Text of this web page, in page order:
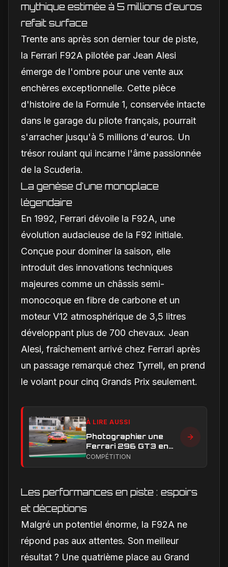
mythique estimée à 5 millions d'euros
refait surface
Trente ans après son dernier tour de piste,
la Ferrari F92A pilotée par Jean Alesi
émerge de l'ombre pour une vente aux
enchères exceptionnelle. Cette pièce
d'histoire de la Formule 1, conservée intacte
dans le garage du pilote français, pourrait
s'arracher jusqu'à 5 millions d'euros. Un
trésor roulant qui incarne l'âme passionnée
de la Scuderia.
La genèse d'une monoplace
légendaire
En 1992, Ferrari dévoile la F92A, une
évolution audacieuse de la F92 initiale.
Conçue pour dominer la saison, elle
introduit des innovations techniques
majeures comme un châssis semi-
monocoque en fibre de carbone et un
moteur V12 atmosphérique de 3,5 litres
développant plus de 700 chevaux. Jean
Alesi, fraîchement arrivé chez Ferrari après
un passage remarqué chez Tyrrell, en prend
le volant pour cinq Grands Prix seulement.
À LIRE AUSSI
Photographier une
Ferrari 296 GT3 en
action : construire une
COMPÉTITION
Les performances en piste : espoirs
et déceptions
Malgré un potentiel énorme, la F92A ne
répond pas aux attentes. Son meilleur
résultat ? Une quatrième place au Grand